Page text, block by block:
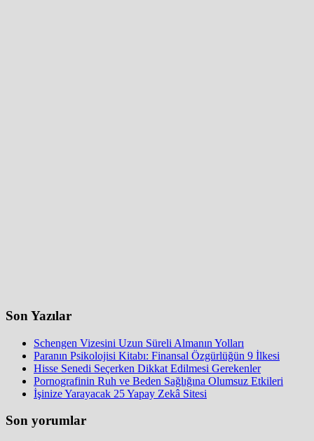
Son Yazılar
Schengen Vizesini Uzun Süreli Almanın Yolları
Paranın Psikolojisi Kitabı: Finansal Özgürlüğün 9 İlkesi
Hisse Senedi Seçerken Dikkat Edilmesi Gerekenler
Pornografinin Ruh ve Beden Sağlığına Olumsuz Etkileri
İşinize Yarayacak 25 Yapay Zekâ Sitesi
Son yorumlar